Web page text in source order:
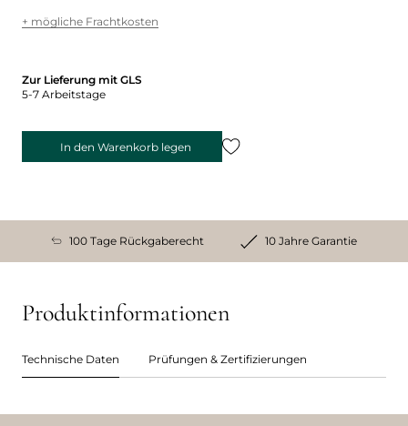
+ mögliche Frachtkosten
Zur Lieferung mit GLS
5-7 Arbeitstage
In den Warenkorb legen
100 Tage Rückgaberecht 10 Jahre Garantie
Produktinformationen
Technische Daten Prüfungen & Zertifizierungen